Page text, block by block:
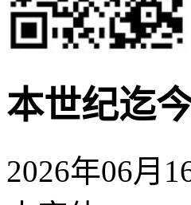
本世纪迄
2026年06月